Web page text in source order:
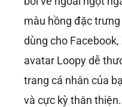
màu hồng đặc
dùng cho
avatar Loopy dễ
trang cá nhân của
và cực kỳ thân thiện.